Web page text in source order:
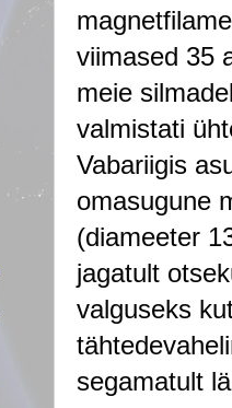
viimased 35
meie
valmistati
Vabariigis
omasugune
(diameeter
jagatult
valguseks
segamatult